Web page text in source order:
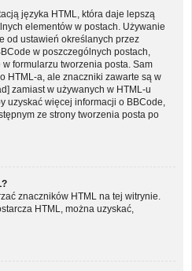
języka HTML, która daje lepszą
elementów w postach. Używanie
od ustawień określanych przez
w poszczególnych postach,
formularzu tworzenia posta. Sam
HTML-a, ale znaczniki zawarte są w
zamiast w używanych w HTML-u
uzyskać więcej informacji o BBCode,
ze strony tworzenia posta po
znaczników HTML na tej witrynie.
HTML, można uzyskać,